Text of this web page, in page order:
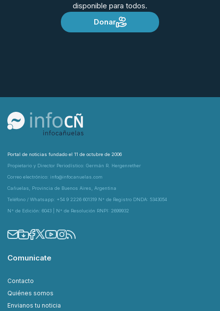
disponible para todos.
Donar
Portal de noticias fundado el 11 de octubre de 2006
Propietario y Director Periodístico: Germán R. Hergenrether
Correo electrónico: info@infocanuelas.com
Cañuelas, Provincia de Buenos Aires, Argentina
Teléfono / Whatsapp: +54 9 2226 601319 N° de Registro DNDA: 5343054
N° de Edición: 6043 | N° de Resolución RNPI: 2699932
Comunicate
Contacto
Quiénes somos
Envianos tu noticia